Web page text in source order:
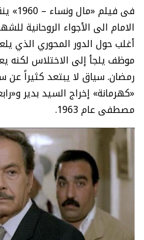
فى
الامام الى الأجواء الروحانية
أغلب حول الدور المحوري الذي
موظف يلجأ إلى الاختلاس لكنه
رمضان. سياق لا يبتعد كثيراً
«كهرمانة» إخراج السيد بدير
مصطفى عام 1963.